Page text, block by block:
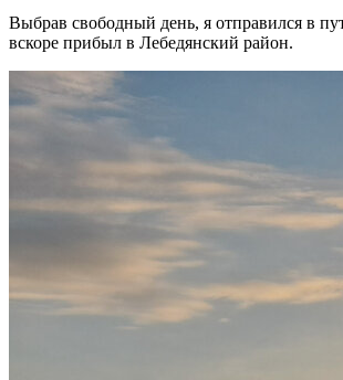
Выбрав свободный день, я отправился в
вскоре прибыл в Лебедянский район.